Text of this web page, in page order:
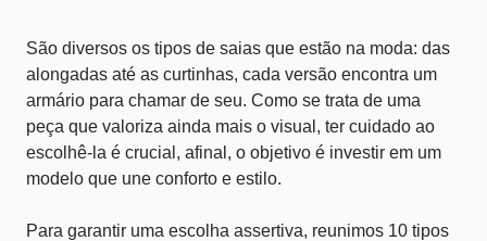
São diversos os tipos de saias que estão na moda: das
alongadas até as curtinhas, cada versão encontra um
armário para chamar de seu. Como se trata de uma
peça que valoriza ainda mais o visual, ter cuidado ao
escolhê-la é crucial, afinal, o objetivo é investir em um
modelo que une conforto e estilo.
Para garantir uma escolha assertiva, reunimos 10 tipos